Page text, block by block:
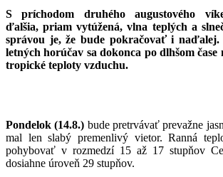
S príchodom druhého augustového
ďalšia, priam vytúžená, vlna teplých a
správou je, že bude pokračovať i
letných horúčav sa dokonca po dlhšom
tropické teploty vzduchu.
Pondelok (14.8.) bude pretrvávať prevažne
mal len slabý premenlivý vietor. Ranná
pohybovať v rozmedzí 15 až 17 stupňov
dosiahne úroveň 29 stupňov.